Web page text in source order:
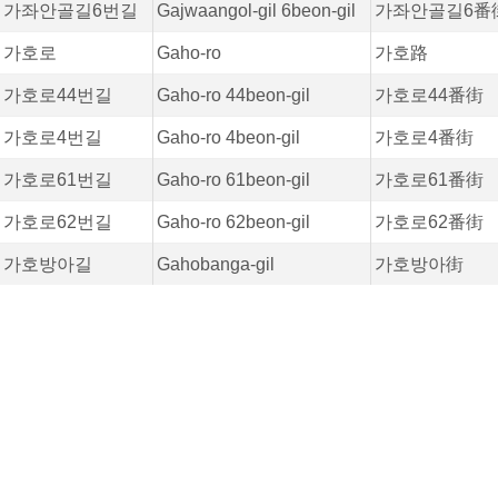
가좌안골길6번길 Gajwaangol-gil 6beon-gil 가좌안골길6番
가호로 Gaho-ro 가호路
가호로44번길 Gaho-ro 44beon-gil 가호로44番街
가호로4번길 Gaho-ro 4beon-gil 가호로4番街
가호로61번길 Gaho-ro 61beon-gil 가호로61番街
가호로62번길 Gaho-ro 62beon-gil 가호로62番街
가호방아길 Gahobanga-gil 가호방아街